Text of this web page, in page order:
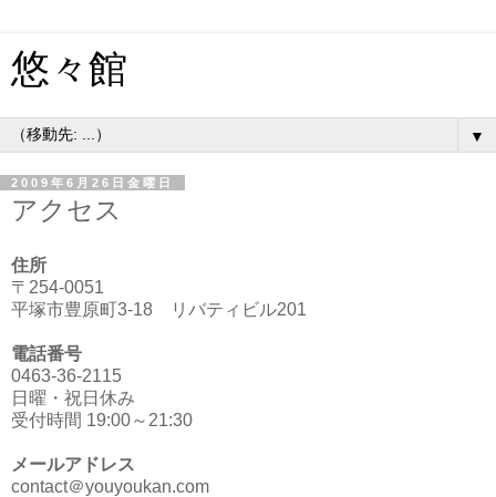
悠々館
▼
2009年6月26日金曜日
アクセス
住所
〒254-0051
平塚市豊原町3-18 リバティビル201
電話番号
0463-36-2115
日曜・祝日休み
受付時間 19:00～21:30
メールアドレス
contact＠youyoukan.com